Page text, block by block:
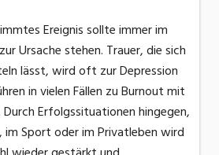
Ereignis sollte immer im
Ursache stehen. Trauer, die sich
lässt, wird oft zur Depression
in vielen Fällen zu Burnout mit
Erfolgssituationen hingegen,
im Sport oder im Privatleben wird